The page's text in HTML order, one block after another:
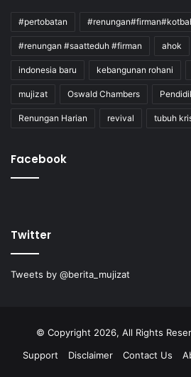
#pertobatan
#renungan #saatteduh #firman ahok
indonesia baru kebangunan rohani
mujizat Oswald Chambers
Renungan Harian revival tubuh
Facebook
Twitter
Tweets by @berita_mujizat
© Copyright 2026, All Rights
Support
Disclaimer Contact Us